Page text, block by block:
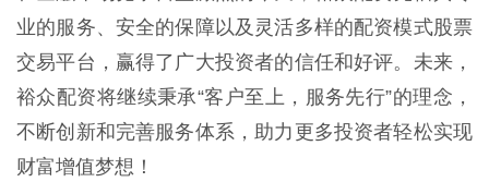
业的服务、安全的保障以及灵活多样的配资模式股票
交易平台，赢得了广大投资者的信任和好评。未来，
裕众配资将继续秉承“客户至上，服务先行”的理念，
不断创新和完善服务体系，助力更多投资者轻松实现
财富增值梦想！